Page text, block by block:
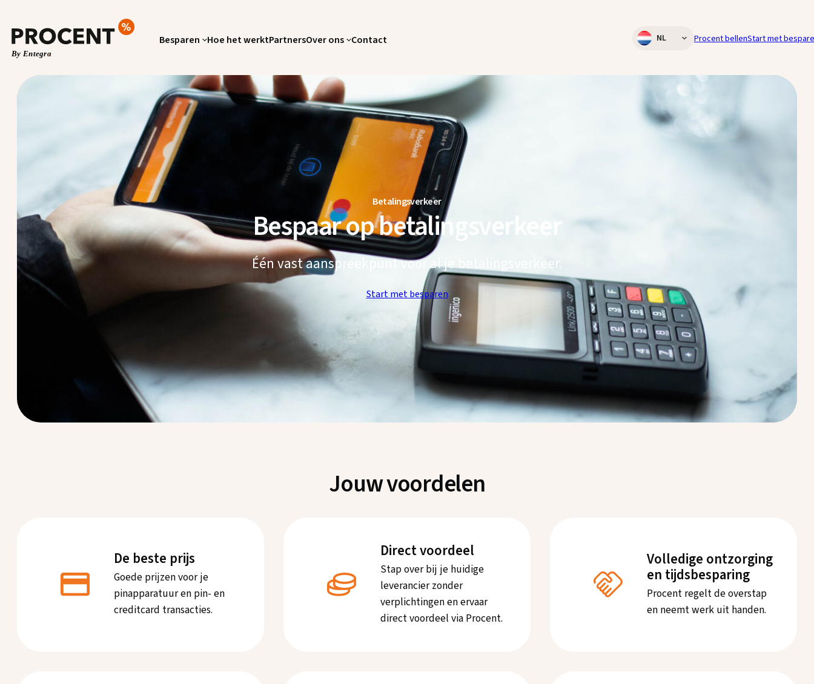
Besparen Hoe het werktPartnersOver ons Contact
BE/FR
BE/NL
NL Procent bellenStart met
Betalingsverkeer
Bespaar op betalingsverkeer
Één vast aanspreekpunt voor al je betalingsverkeer.
Start met besparen
Jouw voordelen
De beste prijs
Goede prijzen voor je
pinapparatuur en pin- en
creditcard transacties.
Direct voordeel
Stap over bij je huidige
leverancier zonder
verplichtingen en ervaar
direct voordeel via Procent.
Volledige ontzorging
en tijdsbesparing
Procent regelt de overstap
en neemt werk uit handen.